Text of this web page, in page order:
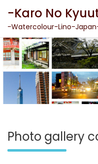
content
-Karo No
-Watercolour-Lino-
Photo gallery